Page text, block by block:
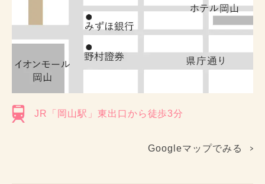
JR「岡山駅」東出口から徒歩3分
Googleマップでみる